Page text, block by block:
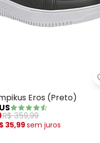
Eros (Preto)
R$ 359,99
35,99sem juros